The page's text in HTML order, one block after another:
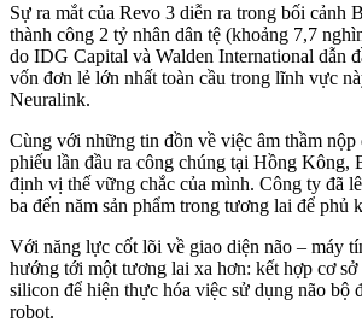
Sự ra mắt của Revo 3 diễn ra trong bối cảnh
thành công 2 tỷ nhân dân tệ (khoảng 7,7
do IDG Capital và Walden International dẫn
vốn đơn lẻ lớn nhất toàn cầu trong lĩnh vực
Neuralink.
Cùng với những tin đồn về việc âm thầm nộp
phiếu lần đầu ra công chúng tại Hồng Kông,
định vị thế vững chắc của mình. Công ty đã
ba đến năm sản phẩm trong tương lai để phủ
Với năng lực cốt lõi về giao diện não – máy
hướng tới một tương lai xa hơn: kết hợp cơ sở
silicon để hiện thực hóa việc sử dụng não bộ
robot.